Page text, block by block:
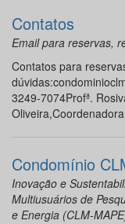
Contatos
Email para reservas,
Contatos para
3249-7074Profª.
Condomínio
Inovação e
Multiusuários de
e Energia (CLM-